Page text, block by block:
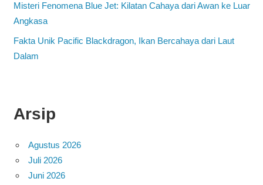
Misteri Fenomena Blue Jet: Kilatan Cahaya dari Awan ke Luar
Angkasa
Fakta Unik Pacific Blackdragon, Ikan Bercahaya dari Laut
Dalam
Arsip
Agustus 2026
Juli 2026
Juni 2026